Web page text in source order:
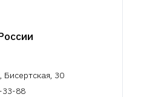
Бисертская, 30
33-88